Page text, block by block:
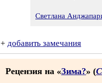
Светлана
+ добавить замечания
Рецензия на «Зима?» (